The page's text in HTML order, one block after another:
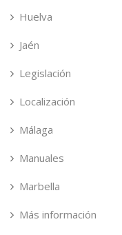
Huelva
Jaén
Legislación
Localización
Málaga
Manuales
Marbella
Más información